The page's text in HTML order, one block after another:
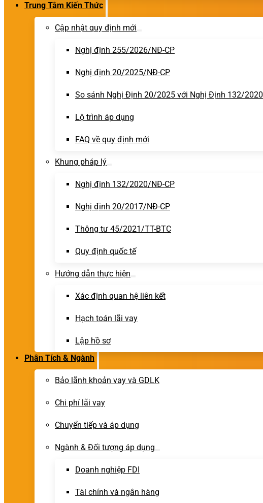
Trung Tâm Kiến Thức
Cập nhật quy định mới
Nghị định 255/2026/NĐ-CP
Nghị định 20/2025/NĐ-CP
So sánh Nghị Định 20/2025 với Nghị Định 132/2020
Lộ trình áp dụng
FAQ về quy định mới
Khung pháp lý
Nghị định 132/2020/NĐ-CP
Nghị định 20/2017/NĐ-CP
Thông tư 45/2021/TT-BTC
Quy định quốc tế
Hướng dẫn thực hiện
Xác định quan hệ liên kết
Hạch toán lãi vay
Lập hồ sơ
Phân Tích & Ngành
Bảo lãnh khoản vay và GDLK
Chi phí lãi vay
Chuyển tiếp và áp dụng
Ngành & Đối tượng áp dụng
Doanh nghiệp FDI
Tài chính và ngân hàng